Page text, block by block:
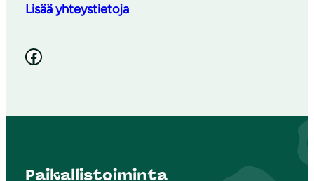
Lisää yhteystietoja
Facebook
Paikallistoiminta